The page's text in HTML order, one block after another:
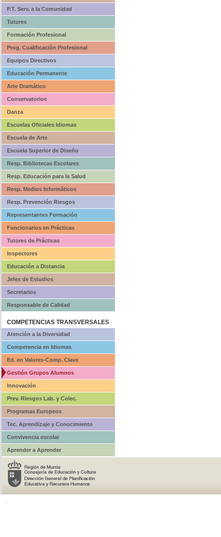
P.T. Serv. a la Comunidad
Tutores
Formación Profesional
Prog. Cualificación Profesional
Equipos Directivos
Educación Permanente
Arte Dramático
Conservatorios
Danza
Escuelas Oficiales Idiomas
Escuela de Arte
Escuela Superior de Diseño
Resp. Bibliotecas Escolares
Resp. Educación para la Salud
Resp. Medios Informáticos
Resp. Prevención Riesgos
Representantes Formación
Funcionarios en Prácticas
Tutores de Prácticas
Inspectores
Educación a Distancia
Jefes de Estudios
Secretarios
Responsable de Calidad
COMPETENCIAS TRANSVERSALES
Atención a la Diversidad
Competencia en Idiomas
Ed. en Valores-Comp. Clave
Gestión Grupos Alumnos
Innovación
Prev. Riesgos Lab. y Colec.
Programas Europeos
Tec. Aprendizaje y Conocimiento
Convivencia escolar
Aprender a Aprender
o